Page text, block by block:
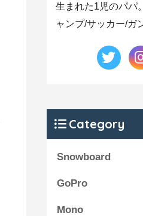
生まれた1児のパパ
ャンプ/サッカー/ガ
Category
Snowboard
GoPro
Mono